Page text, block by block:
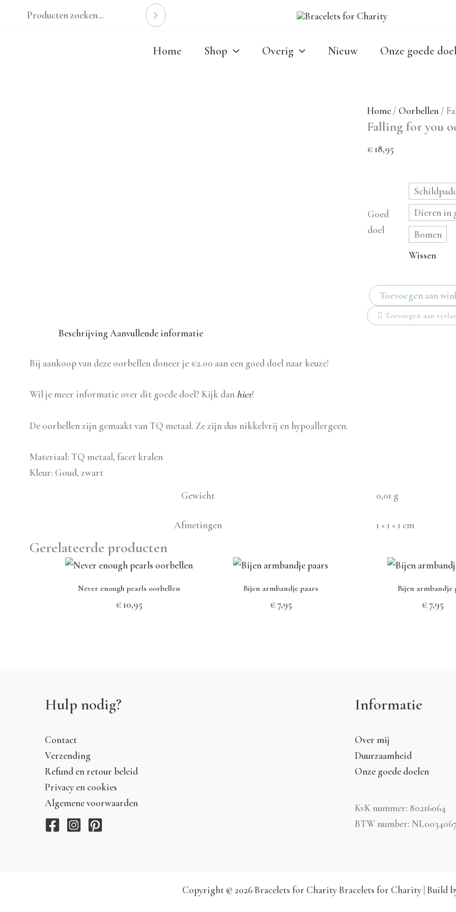
Home Shop Overig Nieuw Onze goede
Home / Oorbellen /
Falling for you
€18,95
Goed
doel
Dieren in
Bomen
Wissen
Falling
for
Toevoegen aan
Toevoegen aan
Beschrijving Aanvullende informatie
Bij aankoop van deze oorbellen doneer je €2.00 aan een goed doel naar keuze!
Wil je meer informatie over dit goede doel? Kijk danhier!
De oorbellen zijn gemaakt van TQ metaal. Ze zijn dus nikkelvrij en hypoallergeen.
Materiaal: TQ metaal, facet kralen
Kleur: Goud, zwart
Gewicht
0,01 g
Afmetingen 1 × 1 × 1 cm
Gerelateerde producten
Never enough pearls oorbellen
€10,95
Bijen armbandje paars
€7,95
Bijen armbandje
€7,95
Hulp nodig?
Contact
Verzending
Refund en retour beleid
Privacy en cookies
Algemene voorwaarden
Informatie
Over mij
Duurzaamheid
Onze goede doelen
KvK nummer: 80216064
BTW number:
Copyright © 2026 Bracelets for Charity Bracelets for Charity | Build